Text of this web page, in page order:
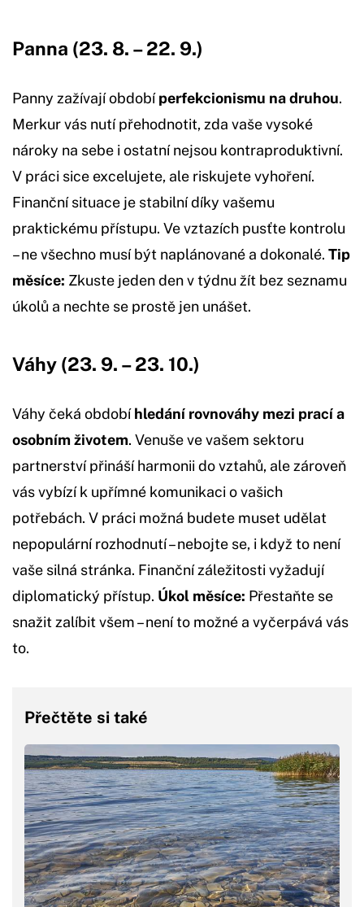
Panna (23. 8. – 22. 9.)
Panny zažívají obdobíperfekcionismu na druhou.
Merkur vás nutí přehodnotit, zda vaše vysoké
nároky na sebe i ostatní nejsou kontraproduktivní.
V práci sice excelujete, ale riskujete vyhoření.
Finanční situace je stabilní díky vašemu
praktickému přístupu. Ve vztazích pusťte kontrolu
– ne všechno musí být naplánované a dokonalé. Tip
měsíce: Zkuste jeden den v týdnu žít bez seznamu
úkolů a nechte se prostě jen unášet.
Váhy (23. 9. – 23. 10.)
Váhy čeká obdobíhledání rovnováhy mezi prací a
osobním životem. Venuše ve vašem sektoru
partnerství přináší harmonii do vztahů, ale zároveň
vás vybízí k upřímné komunikaci o vašich
potřebách. V práci možná budete muset udělat
nepopulární rozhodnutí – nebojte se, i když to není
vaše silná stránka. Finanční záležitosti vyžadují
diplomatický přístup. Úkol měsíce: Přestaňte se
snažit zalíbit všem – není to možné a vyčerpává vás
to.
Přečtěte si také